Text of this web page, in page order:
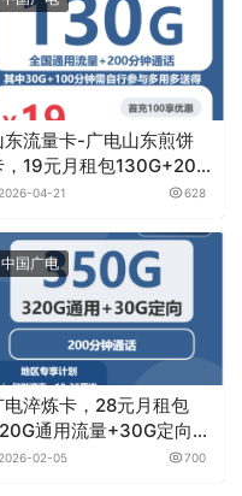
东流量卡-广电山东煎饼
，19元月租包130G+200
钟
2026-04-21 628
中国广电
电淬炼卡，28元月租包
通用流量+30G定向流
+200分钟通话
2026-02-05 700